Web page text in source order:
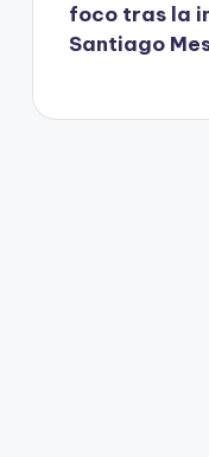
foco tras la
Santiago